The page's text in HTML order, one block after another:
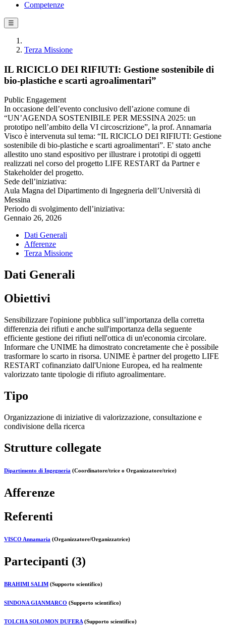
Competenze
☰
Terza Missione
IL RICICLO DEI RIFIUTI: Gestione sostenibile di
bio-plastiche e scarti agroalimentari”
Public Engagement
In occasione dell’evento conclusivo dell’azione comune di
“UN’AGENDA SOSTENIBILE PER MESSINA 2025: un
prototipo nell’ambito della VI circoscrizione”, la prof. Annamaria
Visco è intervenuta sul tema: “IL RICICLO DEI RIFIUTI: Gestione
sostenibile di bio-plastiche e scarti agroalimentari”. E' stato anche
allestito uno stand espositivo per illustrare i prototipi di oggetti
realizzati nel corso del progetto LIFE RESTART da Partner e
Stakeholder del progetto.
Sede dell’iniziativa:
Aula Magna del Dipartimento di Ingegneria dell’Università di
Messina
Periodo di svolgimento dell’iniziativa:
Gennaio 26, 2026
Dati Generali
Afferenze
Terza Missione
Dati Generali
Obiettivi
Sensibilizzare l'opinione pubblica sull’importanza della corretta
differenzia dei rifiuti e anche sull'importanza della seguente
efficiente gestione dei rifiuti nell'ottica di un'economia circolare.
Informare che UNIME ha dimostrato concretamente che è possibile
trasformare lo scarto in risorsa. UNIME è partner del progetto LIFE
RESTART cofinanziato dall'Unione Europea, ed ha realmente
valorizzato tante tipologie di rifiuto agroalimentare.
Tipo
Organizzazione di iniziative di valorizzazione, consultazione e
condivisione della ricerca
Strutture collegate
Dipartimento di Ingegneria (Coordinatore/trice o Organizzatore/trice)
Afferenze
Referenti
VISCO Annamaria (Organizzatore/Organizzatrice)
Partecipanti (3)
BRAHIMI SALIM (Supporto scientifico)
SINDONA GIANMARCO (Supporto scientifico)
TOLCHA SOLOMON DUFERA (Supporto scientifico)